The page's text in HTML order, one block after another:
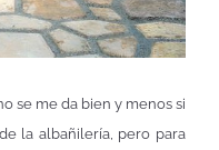
se me da bien y menos si
la albañilería, pero para